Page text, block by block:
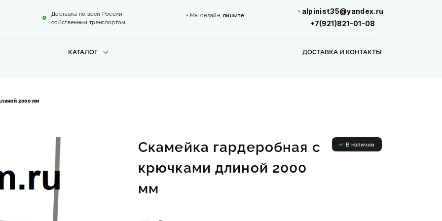
Доставка по всей России
собственным транспортом.
Мы онлайн, пишите
alpinist35@yandex.ru
+7(921)821-01-08
КАТАЛОГ ДОСТАВКА И КОНТАКТЫ
2000 мм
В наличии
Скамейка гардеробная с
крючками длиной 2000
мм